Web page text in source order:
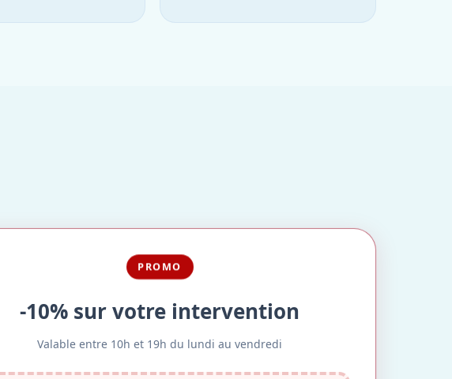
PROMO
-10% sur votre intervention
Valable entre 10h et 19h du lundi au vendredi